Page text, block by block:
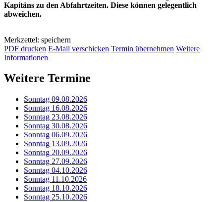
Kapitäns zu den Abfahrtzeiten. Diese können gelegentlich
abweichen.
Merkzettel: speichern
PDF drucken E-Mail verschicken Termin übernehmen Weitere
Informationen
Weitere Termine
Sonntag 09.08.2026
Sonntag 16.08.2026
Sonntag 23.08.2026
Sonntag 30.08.2026
Sonntag 06.09.2026
Sonntag 13.09.2026
Sonntag 20.09.2026
Sonntag 27.09.2026
Sonntag 04.10.2026
Sonntag 11.10.2026
Sonntag 18.10.2026
Sonntag 25.10.2026